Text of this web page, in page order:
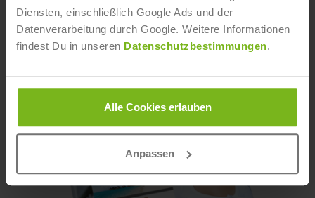
Diensten, einschließlich Google Ads und der
Datenverarbeitung durch Google. Weitere Informationen
findest Du in unseren Datenschutzbestimmungen.
Alle Cookies erlauben
Anpassen
Informationsmaterial an - und in Kürze erhältst Du die
gewünschte Broschüre per Post.